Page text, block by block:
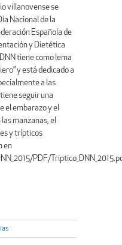
villanovense se
Nacional de la
Española de
y Dietética
tiene como lema
y está dedicado a
a las
seguir una
el embarazo y el
manzanas, el
y trípticos
en
PDF/